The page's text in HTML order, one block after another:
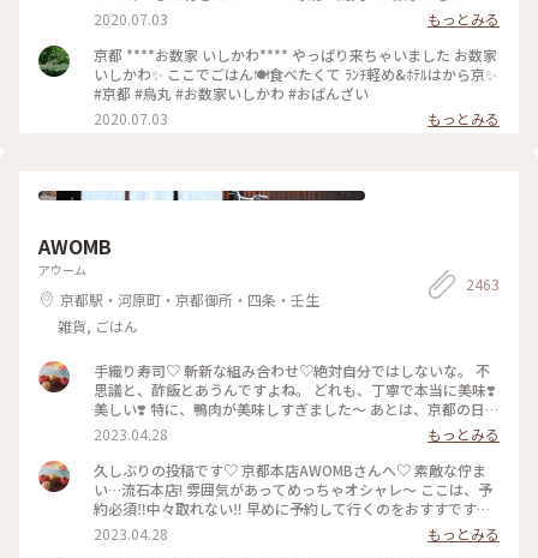
おばんざい #お刺身 #刺盛り #おばんざい盛り合わせ
2020.07.03
もっとみる
京都 ****お数家 いしかわ**** やっぱり来ちゃいました お数家
いしかわ✨ ここでごはん🍽️食べたくて ﾗﾝﾁ軽め&ﾎﾃﾙはから京✨
#京都 #烏丸 #お数家いしかわ #おばんざい
2020.07.03
もっとみる
AWOMB
アウーム
京都駅・河原町・京都御所・四条・壬生
雑貨, ごはん
2463
手織り寿司♡ 斬新な組み合わせ♡絶対自分ではしないな。 不
思議と、酢飯とあうんですよね。 どれも、丁寧で本当に美味❣️
美しい❣️ 特に、鴨肉が美味しすぎました〜 あとは、京都の日本
酒🍶♡ 素敵時間でした〜 #わたしのことりっぷ旅 #AWOMB #
京都 #烏丸本店 #手織り寿司
2023.04.28
もっとみる
久しぶりの投稿です♡ 京都本店AWOMBさんへ♡ 素敵な佇ま
い…流石本店! 雰囲気があってめっちゃオシャレ〜 ここは、予
約必須‼︎中々取れない‼︎ 早めに予約して行くのをおすすです♡
GW人すごそうですね… #京都 #AWOMB #烏丸本店 #手織り寿
司
2023.04.28
もっとみる